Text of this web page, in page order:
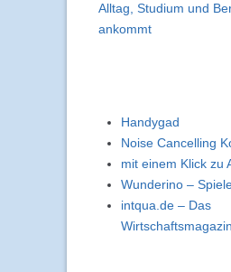
Alltag, Studium und
ankommt
Handygad
Noise Cancelling
mit einem Klick zu
Wunderino –
intqua.de – Das
Wirtschaftsmagazin